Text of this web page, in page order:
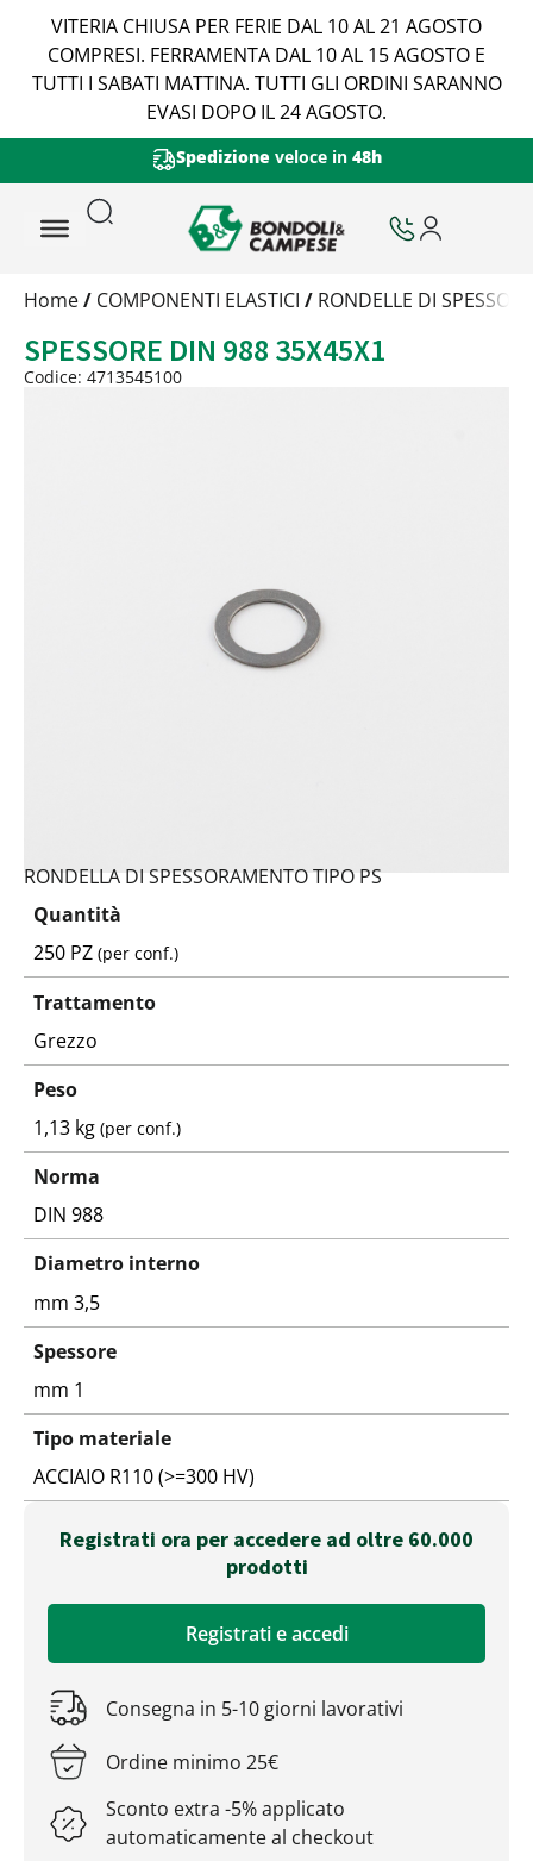
VITERIA CHIUSA PER FERIE DAL 10 AL 21 AGOSTO
COMPRESI. FERRAMENTA DAL 10 AL 15 AGOSTO E
TUTTI I SABATI MATTINA. TUTTI GLI ORDINI SARANNO
EVASI DOPO IL 24 AGOSTO.
Spedizione veloce in 48h
Trattamento
Peso
Quantità
Home/ COMPONENTI ELASTICI / RONDELLE DI
SPESSORE DIN 988 35X45X1
Codice: 4713545100
RONDELLA DI SPESSORAMENTO TIPO PS
Quantità
250 PZ(per conf.)
Trattamento
Grezzo
Peso
1,13 kg(per conf.)
Norma
DIN 988
Diametro interno
mm 3,5
Spessore
mm 1
Tipo materiale
ACCIAIO R110 (>=300 HV)
Registrati ora per accedere ad oltre 60.000
prodotti
Registrati e accedi
Consegna in 5-10 giorni lavorativi
Ordine minimo 25€
Sconto extra -5% applicato
automaticamente al checkout